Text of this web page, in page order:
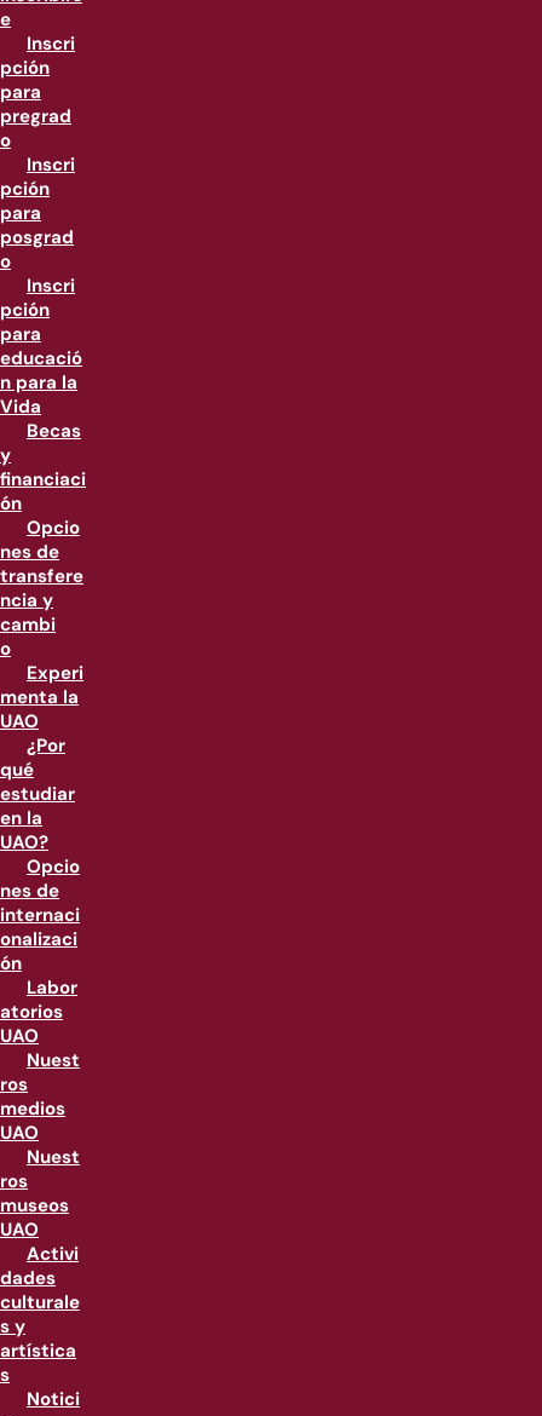
e
Inscri
pción
para
pregrad
o
Inscri
pción
para
posgrad
o
Inscri
pción
para
educació
n para la
Vida
Becas
y
financiaci
ón
Opcio
nes de
transfere
ncia y
cambi
o
Experi
menta la
UAO
¿Por
qué
estudiar
en la
UAO?
Opcio
nes de
internaci
onalizaci
ón
Labor
atorios
UAO
Nuest
ros
medios
UAO
Nuest
ros
museos
UAO
Activi
dades
culturale
s y
artística
s
Notici